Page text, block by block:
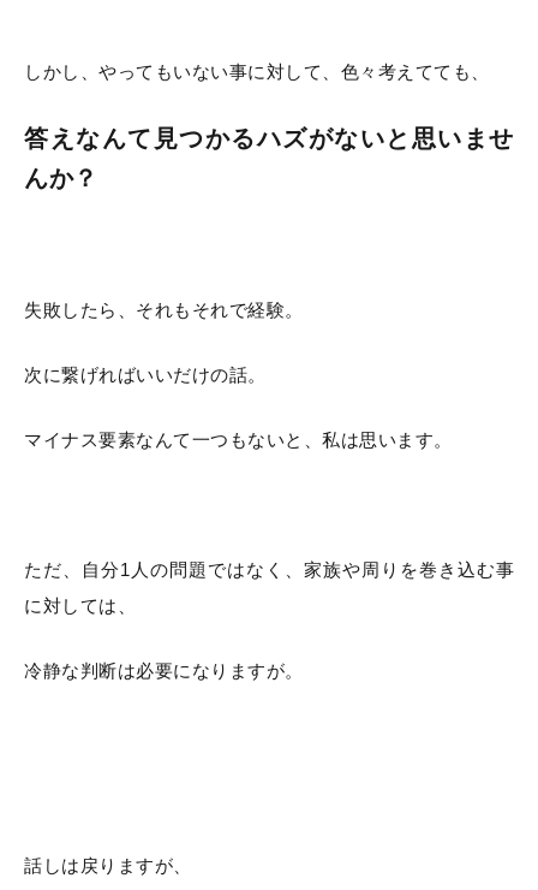
しかし、やってもいない事に対して、色々考えてても、
答えなんて見つかるハズがないと思いませ
んか？
失敗したら、それもそれで経験。
次に繋げればいいだけの話。
マイナス要素なんて一つもないと、私は思います。
ただ、自分1人の問題ではなく、家族や周りを巻き込む事
に対しては、
冷静な判断は必要になりますが。
話しは戻りますが、